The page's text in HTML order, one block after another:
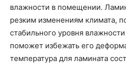
влажности в помещении.
резким изменениям климата,
стабильного уровня
поможет избежать его
температура для ламината